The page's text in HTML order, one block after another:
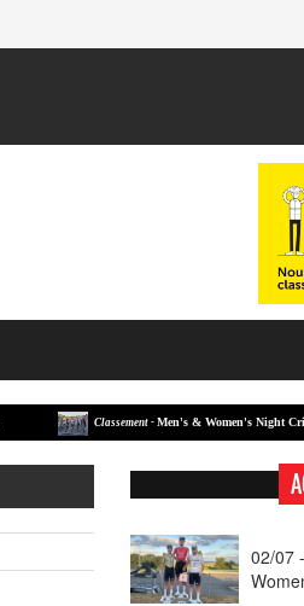
Classement -Men's & Women's Night Crit #2
02/07 -